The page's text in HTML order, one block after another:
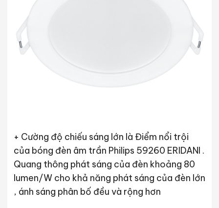
+ Cường độ chiếu sáng lớn là Điểm nổi trội
của bóng đèn âm trần Philips 59260 ERIDANI .
Quang thông phát sáng của đèn khoảng 80
lumen/W cho khả năng phát sáng của đèn lớn
, ánh sáng phân bố đều và rộng hơn